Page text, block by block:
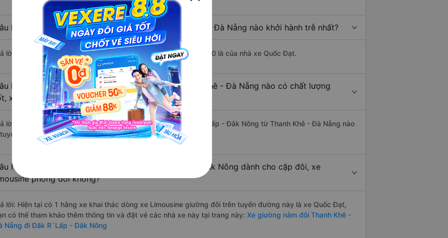
hỏi: Nhà xe đi Đăk R`Lấp - Đắk Nông từ Thanh Khê - Đà Nẵng nào khởi hành trễ nhất?
lời: Chuyến xe có giờ xuất phát trễ (muộn) nhất là vào lúc 15:00 là của nhà xe Quốc Đạt.
hỏi: Review xe đi Đăk R`Lấp - Đắk Nông từ Thanh Khê - Đà Nẵng nào có chất lượng
xuất sắc, cao cấp nhất?
lời: Tạm thời chưa đủ review để đánh giá có nhà xe đi Đăk R`Lấp - Đắk Nông từ Thanh Khê - Đà Nẵng nào
đường này có chất lượng xuất sắc.
hỏi: Có loại xe Thanh Khê - Đà Nẵng Đăk R`Lấp - Đắk Nông dành cho cặp đôi, xe
phòng đôi không?
lời: Hiện tại có 1 hãng xe khai thác dòng xe Limousine giường đôi trên tuyến đường này là xe Quốc Đạt,
có thể tham khảo thêm thông tin và đặt vé các nhà xe này tại trang này: Xe giường nằm đôi Thanh Khê -
Nẵng đi Đăk R`Lấp - Đắk Nông